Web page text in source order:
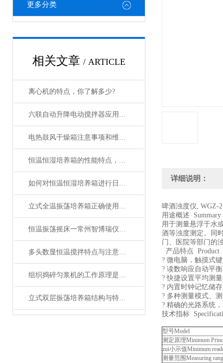
更多分类
相关文章 / ARTICLE
离心机的特点，你了解多少?
六联自动升降电动搅拌器应用范围及产品特点
电热鼓风干燥箱注意事项和维修原理阐述
恒温恒湿培养箱的性能特点，快来了解下吧
如何对恒温恒湿培养箱进行日常维护和保养？
立式全温振荡培养箱正确使用维护工作有哪些方面？
恒温振荡摇床一常州智博瑞仪器制造有限公司生产
多头数显恒温搅拌特点与注意事项
组织捣碎匀浆机的工作原理是什么？
立式双层振荡培养箱结构与特点的相关介绍
详细说明：
啤酒浊度仪, WGZ-
用途概述
用于测量悬浮于水
酒等浊度测定。同
门、医院等部门的
产品特点
? 微电脑，触摸式
? 读数响应自动平
? 快捷设置平均测
? 内置时钟记忆储
? 多种测量模式、
? 精确的光路系统
技术指标
型号Model
测定原理Minimum
zui小示值Minimum
测量范围Measuring